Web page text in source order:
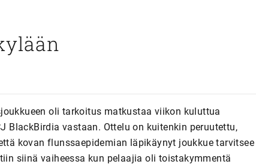
oli tarkoitus matkustaa viikon kuluttua
BlackBirdia vastaan. Ottelu on kuitenkin peruutettu,
kovan flunssaepidemian läpikäynyt joukkue tarvitsee
siinä vaiheessa kun pelaajia oli toistakymmentä